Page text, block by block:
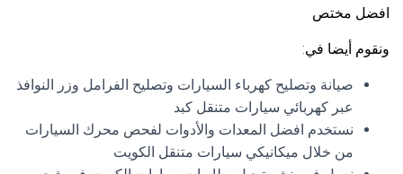
افضل مختص
ونقوم أيضا في:
صيانة وتصليح كهرباء السيارات وتصليح الفرامل وزر النوافذ
عبر كهربائي سيارات متنقل كبد
نستخدم افضل المعدات والأدوات لفحص محرك السيارات
من خلال ميكانيكي سيارات متنقل الكويت